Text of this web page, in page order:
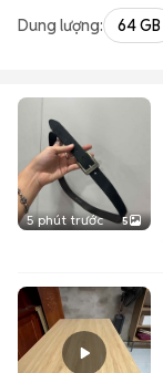
Dung lượng: 64 GB
5 phút trước 5